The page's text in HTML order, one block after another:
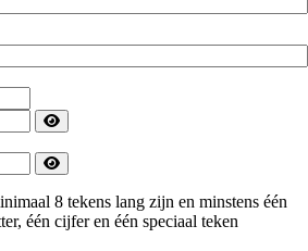
8 tekens lang zijn en minstens één
één cijfer en één speciaal teken